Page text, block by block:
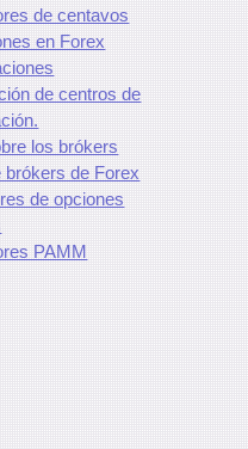
de centavos
en Forex
de centros de
los brókers
brókers de Forex
de opciones
PAMM